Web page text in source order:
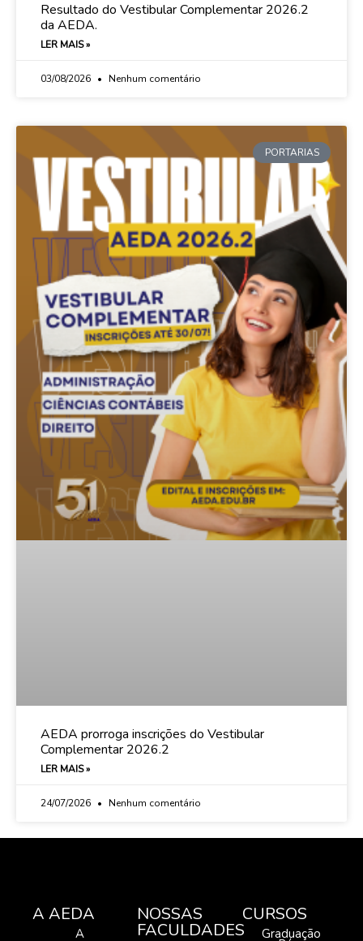
Resultado do Vestibular Complementar 2026.2
da AEDA.
LER MAIS »
03/08/2026 Nenhum comentário
PORTARIAS
AEDA prorroga inscrições do Vestibular
Complementar 2026.2
LER MAIS »
24/07/2026 Nenhum comentário
A AEDA
A
NOSSAS
FACULDADES
CURSOS
Graduação